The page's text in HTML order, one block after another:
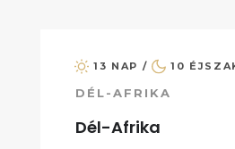
13 NAP / 10
DÉL-AFRIKA
Dél-Afrika